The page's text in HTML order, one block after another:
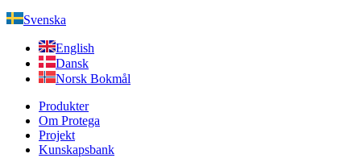
Svenska
English
Dansk
Norsk Bokmål
Produkter
Om Protega
Projekt
Kunskapsbank